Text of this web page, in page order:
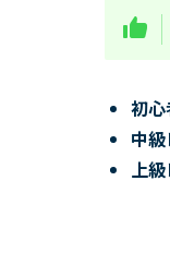
初
中
上